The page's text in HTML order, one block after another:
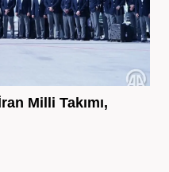
Milli Takımı,